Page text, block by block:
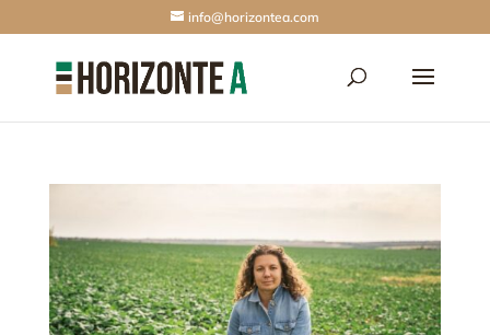
info@horizontea.com